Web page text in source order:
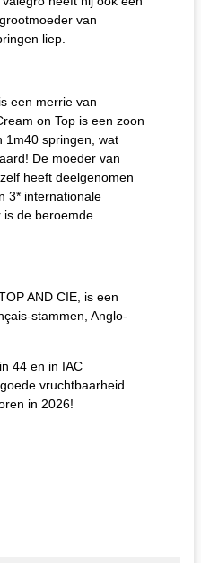
van
liep.
een merrie van
on Top is een zoon
1m40 springen, wat
De moeder van
heeft deelgenomen
3* internationale
is de beroemde
AND CIE, is een
stammen, Anglo-
44 en in IAC
vruchtbaarheid.
in 2026!